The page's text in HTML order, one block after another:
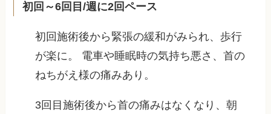
初回～6回目/週に2回ペース
初回施術後から緊張の緩和がみられ、歩行
が楽に。 電車や睡眠時の気持ち悪さ、首の
ねちがえ様の痛みあり。
3回目施術後から首の痛みはなくなり、朝